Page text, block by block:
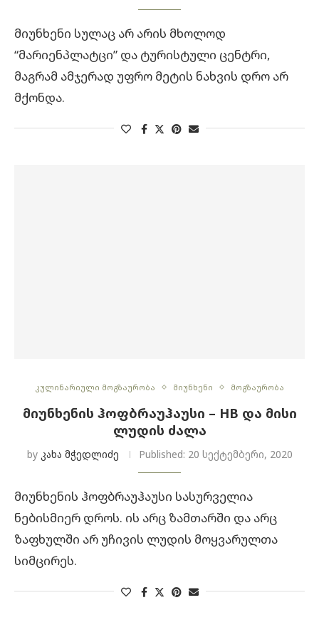
მიუნხენი სულაც არ არის მხოლოდ
“მარიენპლატცი” და ტურისტული ცენტრი,
მაგრამ ამჯერად უფრო მეტის ნახვის დრო არ
მქონდა.
კულინარიული მოგზაურობა მიუნხენი მოგზაურობა
ᲛᲘᲣᲜᲮᲔᲜᲘᲡ ᲰᲝᲤᲑᲠᲐᲣᲰᲐᲣᲡᲘ – HB ᲓᲐ ᲛᲘᲡᲘ
ᲚᲣᲓᲘᲡ ᲫᲐᲚᲐ
by კახა მჭედლიძე Published: 20 სექტემბერი, 2020
მიუნხენის ჰოფბრაუჰაუსი სასურველია
ნებისმიერ დროს. ის არც ზამთარში და არც
ზაფხულში არ უჩივის ლუდის მოყვარულთა
სიმცირეს.